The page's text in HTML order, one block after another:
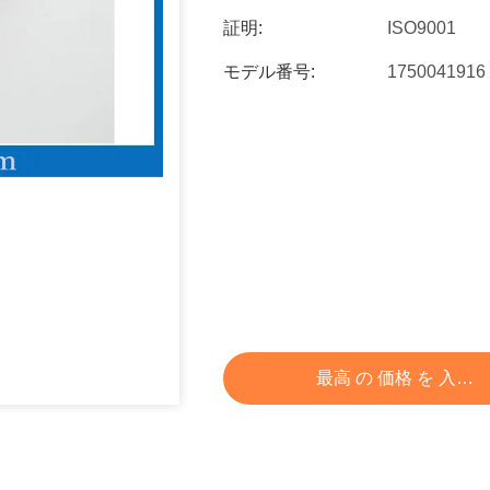
証明: ISO9001
モデル番号: 1750041916
最高 の 価格 を 入手